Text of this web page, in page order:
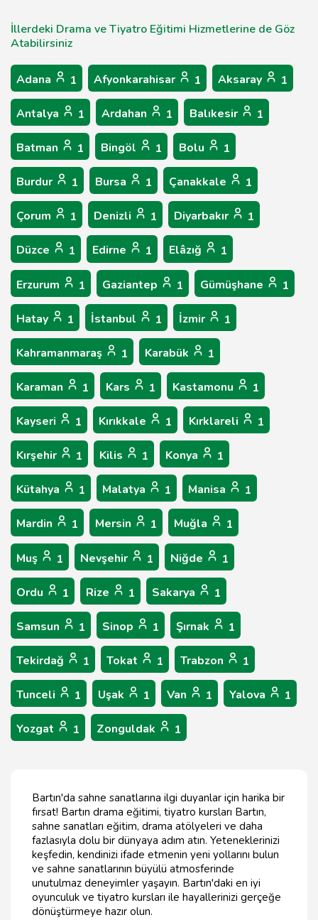
İllerdeki Drama ve Tiyatro Eğitimi Hizmetlerine de Göz
Atabilirsiniz
Adana 1 Afyonkarahisar 1 Aksaray 1
Antalya 1 Ardahan 1 Balıkesir 1
Batman 1 Bingöl 1 Bolu 1
Burdur 1 Bursa 1 Çanakkale 1
Çorum 1 Denizli 1 Diyarbakır 1
Düzce 1 Edirne 1 Elâzığ 1
Erzurum 1 Gaziantep 1 Gümüşhane 1
Hatay 1 İstanbul 1 İzmir 1
Kahramanmaraş 1 Karabük 1
Karaman 1 Kars 1 Kastamonu 1
Kayseri 1 Kırıkkale 1 Kırklareli 1
Kırşehir 1 Kilis 1 Konya 1
Kütahya 1 Malatya 1 Manisa 1
Mardin 1 Mersin 1 Muğla 1
Muş 1 Nevşehir 1 Niğde 1
Ordu 1 Rize 1 Sakarya 1
Samsun 1 Sinop 1 Şırnak 1
Tekirdağ 1 Tokat 1 Trabzon 1
Tunceli 1 Uşak 1 Van 1 Yalova 1
Yozgat 1 Zonguldak 1
Bartın'da sahne sanatlarına ilgi duyanlar için harika bir
fırsat! Bartın drama eğitimi, tiyatro kursları Bartın,
sahne sanatları eğitim, drama atölyeleri ve daha
fazlasıyla dolu bir dünyaya adım atın. Yeteneklerinizi
keşfedin, kendinizi ifade etmenin yeni yollarını bulun
ve sahne sanatlarının büyülü atmosferinde
unutulmaz deneyimler yaşayın. Bartın'daki en iyi
oyunculuk ve tiyatro kursları ile hayallerinizi gerçeğe
dönüştürmeye hazır olun.